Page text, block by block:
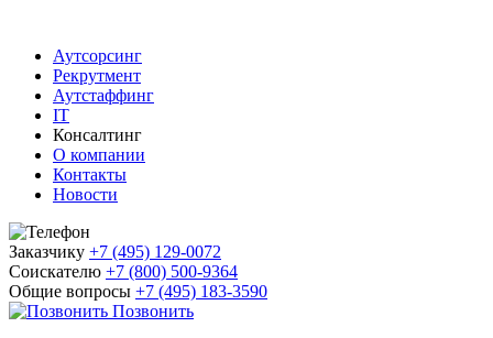
Аутсорсинг
Рекрутмент
Аутстаффинг
IT
Консалтинг
О компании
Контакты
Новости
Заказчику +7 (495) 129-0072
Соискателю +7 (800) 500-9364
Общие вопросы +7 (495) 183-3590
Позвонить